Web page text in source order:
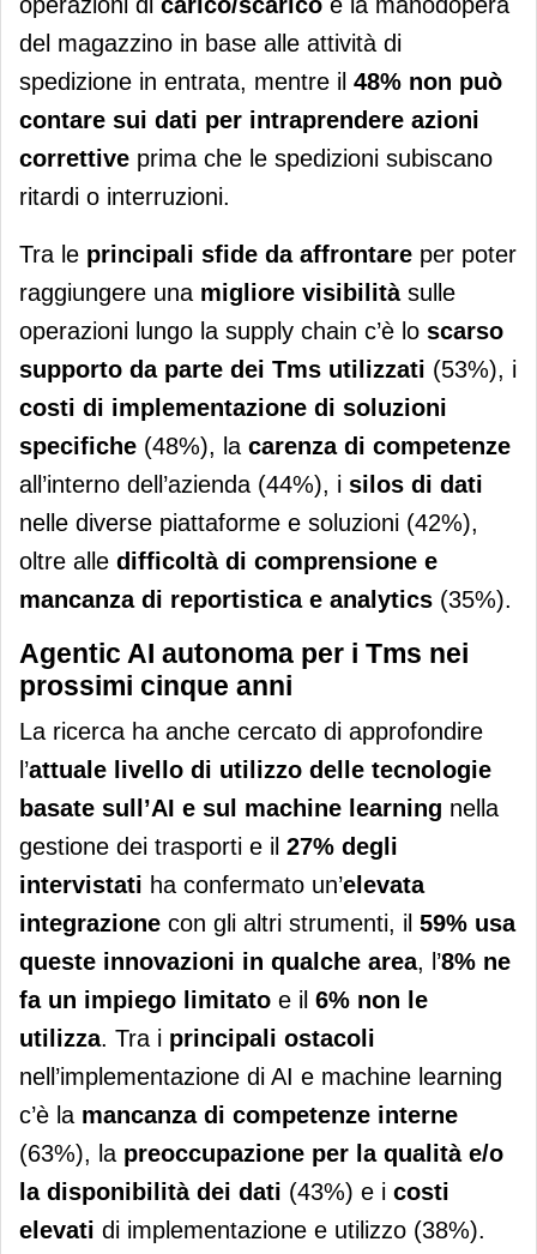
del magazzino in base alle attività di
spedizione in entrata, mentre il 48% non può
contare sui dati per intraprendere azioni
correttive prima che le spedizioni subiscano
ritardi o interruzioni.
Tra le principali sfide da affrontare per poter
raggiungere una migliore visibilitàsulle
operazioni lungo la supply chain c’è lo scarso
supporto da parte dei Tms utilizzati (53%), i
costi di implementazione di soluzioni
specifiche (48%), la carenza di competenze
all’interno dell’azienda (44%), i silos di dati
nelle diverse piattaforme e soluzioni (42%),
oltre alle difficoltà di comprensione e
mancanza di reportistica e analytics (35%).
Agentic AI autonoma per i Tms nei
prossimi cinque anni
La ricerca ha anche cercato di approfondire
l’attuale livello di utilizzo delle tecnologie
basate sull’AI e sul machine learning nella
gestione dei trasporti e il 27% degli
intervistati ha confermato un’elevata
integrazione con gli altri strumenti, il 59% usa
queste innovazioni in qualche area, l’8% ne
fa un impiego limitato e il 6% non le
utilizza. Tra i principali ostacoli
nell’implementazione di AI e machine learning
c’è la mancanza di competenze interne
(63%), la preoccupazione per la qualità e/o
la disponibilità dei dati (43%) e i costi
elevati di implementazione e utilizzo (38%).